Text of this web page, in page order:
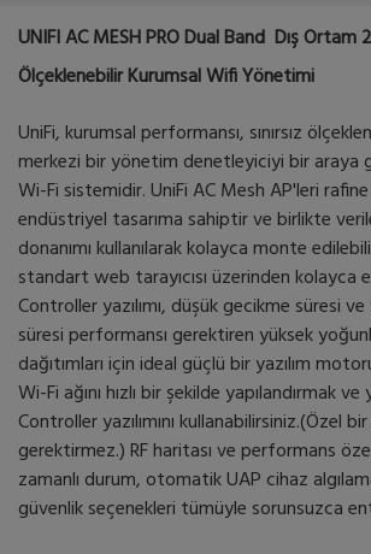
UNIFI AC MESH PRO Dual Band Dış Ortam
Ölçeklenebilir Kurumsal Wifi Yönetimi
UniFi, kurumsal performansı, sınırsız
merkezi bir yönetim denetleyiciyi bir araya
Wi-Fi sistemidir. UniFi AC Mesh AP'leri
endüstriyel tasarıma sahiptir ve birlikte
donanımı kullanılarak kolayca monte
standart web tarayıcısı üzerinden kolayca
Controller yazılımı, düşük gecikme süresi
süresi performansı gerektiren yüksek
dağıtımları için ideal güçlü bir yazılım
Wi-Fi ağını hızlı bir şekilde yapılandırmak
Controller yazılımını kullanabilirsiniz.(Özel
gerektirmez.) RF haritası ve performans
zamanlı durum, otomatik UAP cihaz
güvenlik seçenekleri tümüyle sorunsuzca